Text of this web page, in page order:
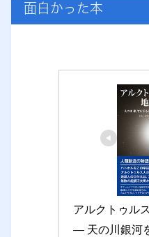
面白かった本
アルクトゥル
― 天の川銀河